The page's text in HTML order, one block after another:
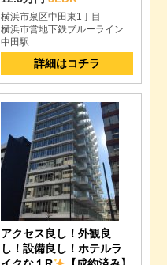
横浜市泉区中田東1丁目
横浜市営地下鉄ブルーライン
中田駅
詳細はコチラ
アクセス良し！外観良
し！設備良し！ホテルラ